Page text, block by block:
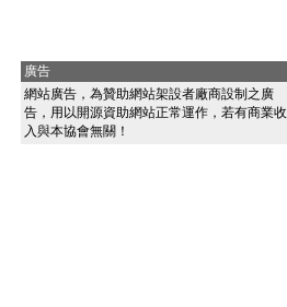
廣告
網站廣告，為贊助網站架設者廠商設制之廣
告，用以開源資助網站正常運作，若有商業收
入與本協會無關！